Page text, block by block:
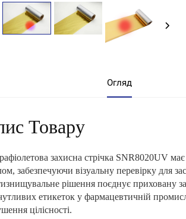
Огляд
Товару
захисна стрічка SNR8020UV
забезпечуючи візуальну перевірку для
рішення поєднує приховану
етикеток у фармацевтичній
цілісності.